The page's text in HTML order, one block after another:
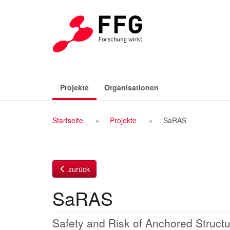
Projekte(aktiv)Organisationen
Breadcrumb
Startseite Projekte SaRAS
zurück
SaRAS
Safety and Risk of Anchored